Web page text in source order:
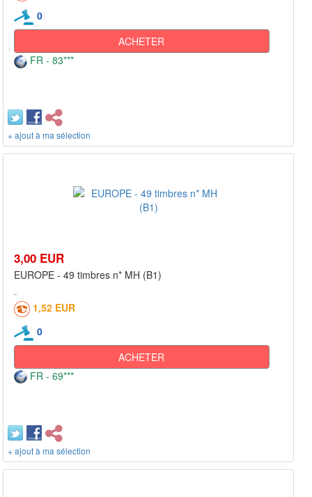
0
ACHETER
FR - 83***
+ ajout à ma sélection
3,00 EUR
EUROPE - 49 timbres n* MH (B1)
1,52 EUR
0
ACHETER
FR - 69***
+ ajout à ma sélection